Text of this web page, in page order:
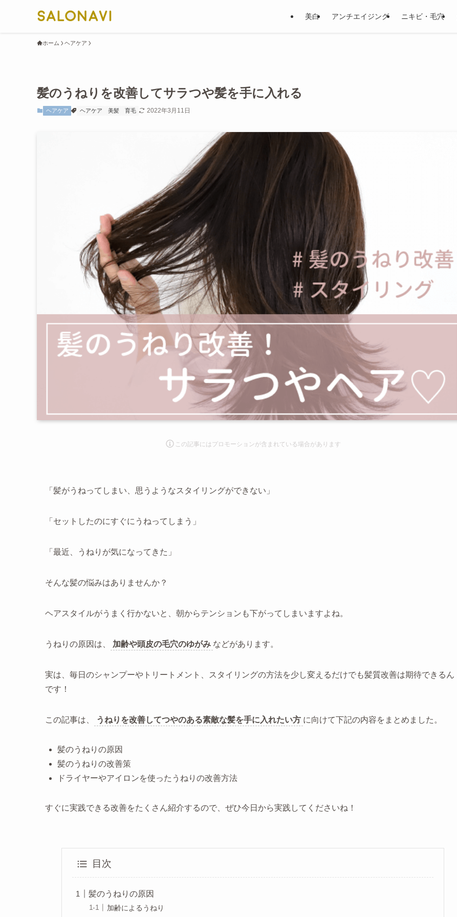
美白 アンチエイジング ニキビ・毛穴
ホーム ヘアケア
髪のうねりを改善してサラつや髪を手に入れる
ヘアケア ヘアケア 美髪 育毛 2022年3月11日
この記事にはプロモーションが含まれて いる場合があります
「髪がうねってしまい、思うようなスタイリングができない」
「セットしたのにすぐにうねってしまう」
「最近、うねりが気になってきた」
そんな髪の悩みはありませんか？
ヘアスタイルがうまく行かないと、朝からテンションも下がってしまいますよね。
うねりの原因は、 加齢や頭皮の毛穴のゆがみ などがあります。
実は、毎日のシャンプーやトリートメント、スタイリングの方法を少し変えるだけでも髪質改善は期待できるん
です！
この記事は、 うねりを改善してつやのある素敵な髪を手に入れたい方 に向けて下記の内容をまとめました。
髪のうねりの原因
髪のうねりの改善策
ドライヤーやアイロンを使ったうねりの改善方法
すぐに実践できる改善をたくさん紹介するので、ぜひ今日から実践してくださいね！
目次
髪のうねりの原因
加齢によるうねり